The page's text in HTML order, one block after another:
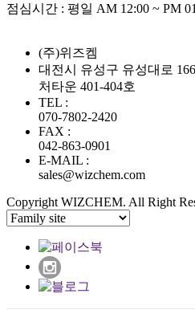
점심시간 : 평일 AM 12:00 ~ PM
(주)위즈켐
대전시 유성구 유성대로
처타운 401-404호
TEL :
070-7802-2420
FAX :
042-863-0901
E-MAIL :
sales@wizchem.com
Copyright WIZCHEM. All Right